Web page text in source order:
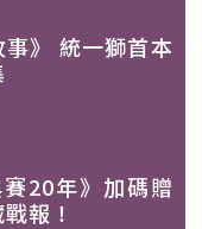
事》 統一獅首本
賽20年》加碼贈
報！